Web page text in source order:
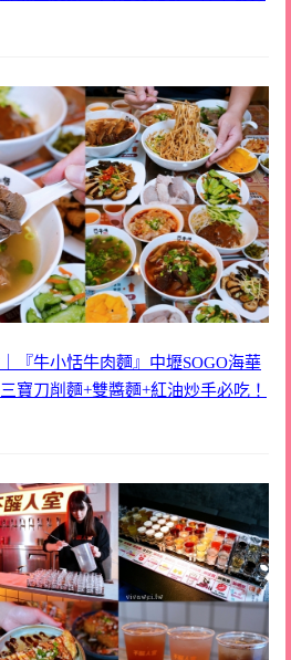
『牛小恬牛肉麵』中壢SOGO海華
寶刀削麵+雙醬麵+紅油炒手必吃！